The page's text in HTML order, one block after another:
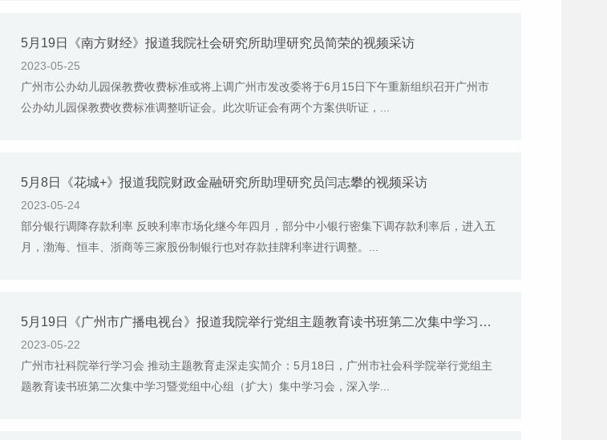
5月19日《南方财经》报道我院社会研究所助理研究员简荣的视频采访
2023-05-25
广州市公办幼儿园保教费收费标准或将上调广州市发改委将于6月15日下午重新组织召开广州市
公办幼儿园保教费收费标准调整听证会。此次听证会有两个方案供听证，...
5月8日《花城+》报道我院财政金融研究所助理研究员闫志攀的视频采访
2023-05-24
部分银行调降存款利率 反映利率市场化继今年四月，部分中小银行密集下调存款利率后，进入五
月，渤海、恒丰、浙商等三家股份制银行也对存款挂牌利率进行调整。...
5月19日《广州市广播电视台》报道我院举行党组主题教育读书班第二次集中学习暨党组中心组（扩大）集中学习会的视频采访
2023-05-22
广州市社科院举行学习会 推动主题教育走深走实简介：5月18日，广州市社会科学院举行党组主
题教育读书班第二次集中学习暨党组中心组（扩大）集中学习会，深入学...